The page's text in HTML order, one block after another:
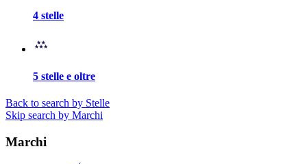
4 stelle
5 stelle e oltre
Back to search by Stelle
Skip search by Marchi
Marchi